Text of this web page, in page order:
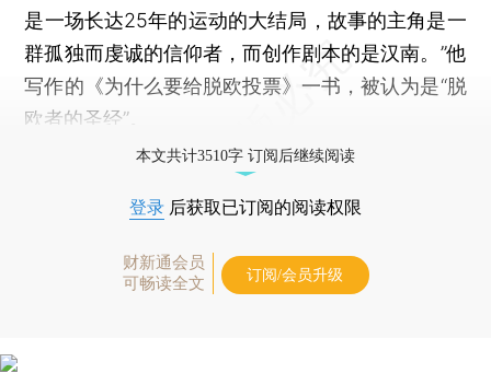
是一场长达25年的运动的大结局，故事的主角是一
群孤独而虔诚的信仰者，而创作剧本的是汉南。”他
写作的《为什么要给脱欧投票》一书，被认为是“脱
欧者的圣经”。
本文共计3510字 订阅后继续阅读
登录 后获取已订阅的阅读权限
财新通会员
可畅读全文
订阅/会员升级